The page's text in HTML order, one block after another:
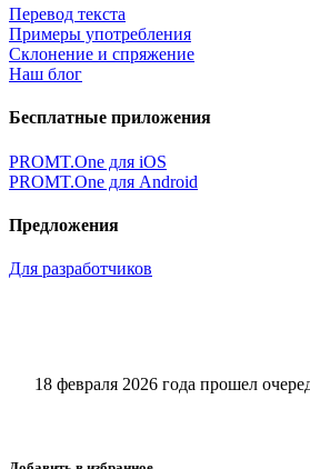
Перевод текста
Примеры употребления
Склонение и спряжение
Наш блог
Бесплатные приложения
PROMT.One для iOS
PROMT.One для Android
Предложения
Для разработчиков
18 февраля 2026 года прошел